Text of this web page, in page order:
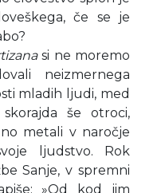
če se je
si ne moremo
neizmernega
mladih ljudi, med
še otroci,
metali v naročje
ljudstvo. Rok
Sanje, v spremni
»Od kod jim